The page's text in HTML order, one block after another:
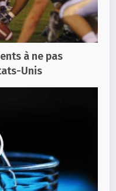
à ne pas
Unis